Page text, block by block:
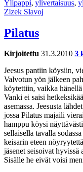
Ylipappi, ylivertaisuus,
Zizek Slavoj
Pilatus
Kirjoitettu 31.3.2010 3
Jeesus pantiin köysiin,
Valvotun yön jälkeen
köytettiin, vaikka
Vanki ei saisi
asemassa. Jeesusta
jossa Pilatus majaili
hamppu köysi
sellaisella tavalla
keisarin eteen
jäsenet seisoivat
Sisälle he eivät voisi